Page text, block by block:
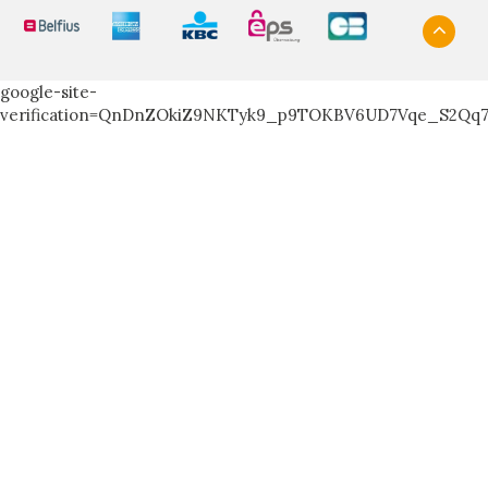
google-site-